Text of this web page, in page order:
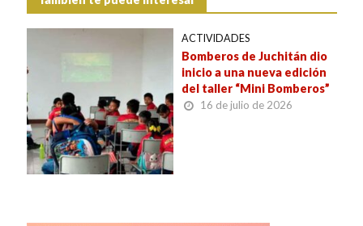
ACTIVIDADES
Bomberos de Juchitán dio
inicio a una nueva edición
del taller “Mini Bomberos”
16 de julio de 2026